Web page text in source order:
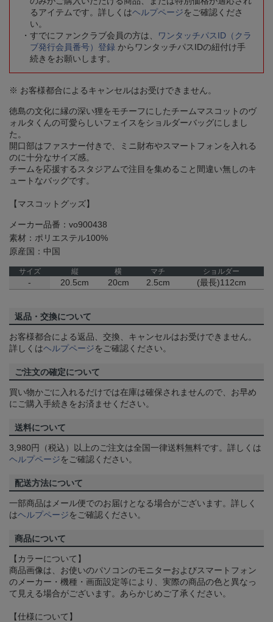
るアイテムです。詳しくはヘルプページをご確認くださ
い。
すでにファンクラブ会員の方は、
ワンタッチパスID（クラ
ブ発行会員番号）登録 からワンタッチパスIDの紐付け手
続きをお願いします。
※ お客様都合によるキャンセルはお受けできません。
徳島の文化に縁の深い狸をモチーフにしたチームマスコットのヴ
ォルタくんの可愛らしいフェイスをショルダーバッグにしまし
た。
開口部はファスナー付きで、ミニ財布やスマートフォンを入れる
のに十分なサイズ感。
チームを応援するスタジアムで注目を集めること間違い無しのキ
ュートなバッグです。
【マスコットグッズ】
メーカー品番：vo900438
素材：ポリエステル100%
原産国：中国
サイズ 縦 横 マチ ショルダー
- 20.5cm 20cm 2.5cm (最長)112cm
返品・交換について
お客様都合による返品、交換、キャンセルはお受けできません。
詳しくはヘルプページをご確認ください。
ご注文の確定について
買い物かごに入れるだけでは在庫は確保されませんので、お早め
にご購入手続きをお済ませください。
送料について
3,980円（税込）以上のご注文は全国一律送料無料です。詳しくは
ヘルプページをご確認ください。
配送方法について
一部商品はメール便でのお届けとなる場合がございます。詳しく
はヘルプページをご確認ください。
商品について
【カラーについて】
商品画像は、お使いのパソコンのモニターおよびスマートフォン
のメーカー・機種・画面設定等により、実際の商品の色と異なっ
て見える場合がございます。あらかじめご了承ください。
【仕様について】